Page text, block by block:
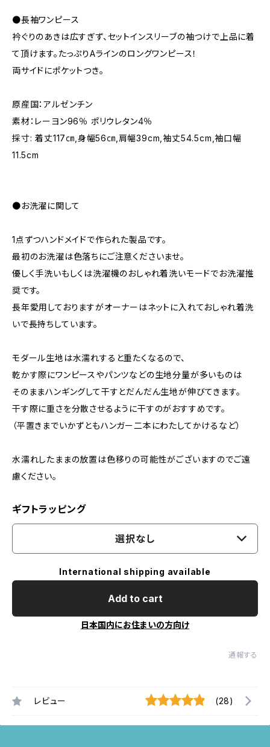
●長袖ワンピース
衿ぐりのあきは広すぎず、セットインスリーブの袖つけで上品に着
て頂けます。たっぷりAラインのロングワンピース！
両サイドにポケットつき。
原産国：アルゼンチン
素材：レーヨン96％ ポリウレタン4％
採寸: 着丈117㎝,身幅56㎝,肩幅39cm,袖丈54.5cm,袖口幅
11.5cm
●お洗濯に関して
1点ずつハンドメイドで作られた製品です。
最初のお洗濯は色落ちにご注意くださいませ。
優しく手洗いもしくは洗濯機のおしゃれ着洗いモードでお洗濯推
奨です。
長年愛用しておりますがオーナーはネットに入れておしゃれ着洗
いで長持ちしています。
モダール生地は水濡れすると重たくなるので、
乾かす際にワンピースやパンツなどの生地分量が多いものは
そのままハンギングして干すとだんだん生地が伸びてきます。
干す際に重さを分散させるように干すのがおすすめです。
（平置きまでいかずともハンガー二本にわたしてかけるなど）
水濡れしたままの放置は色移りの可能性がございますのでご遠
慮ください。
ギフトラッピング
選択なし
International shipping available
Add to cart
日本国内にお住まいの方向け
通報する
レビュー (28)